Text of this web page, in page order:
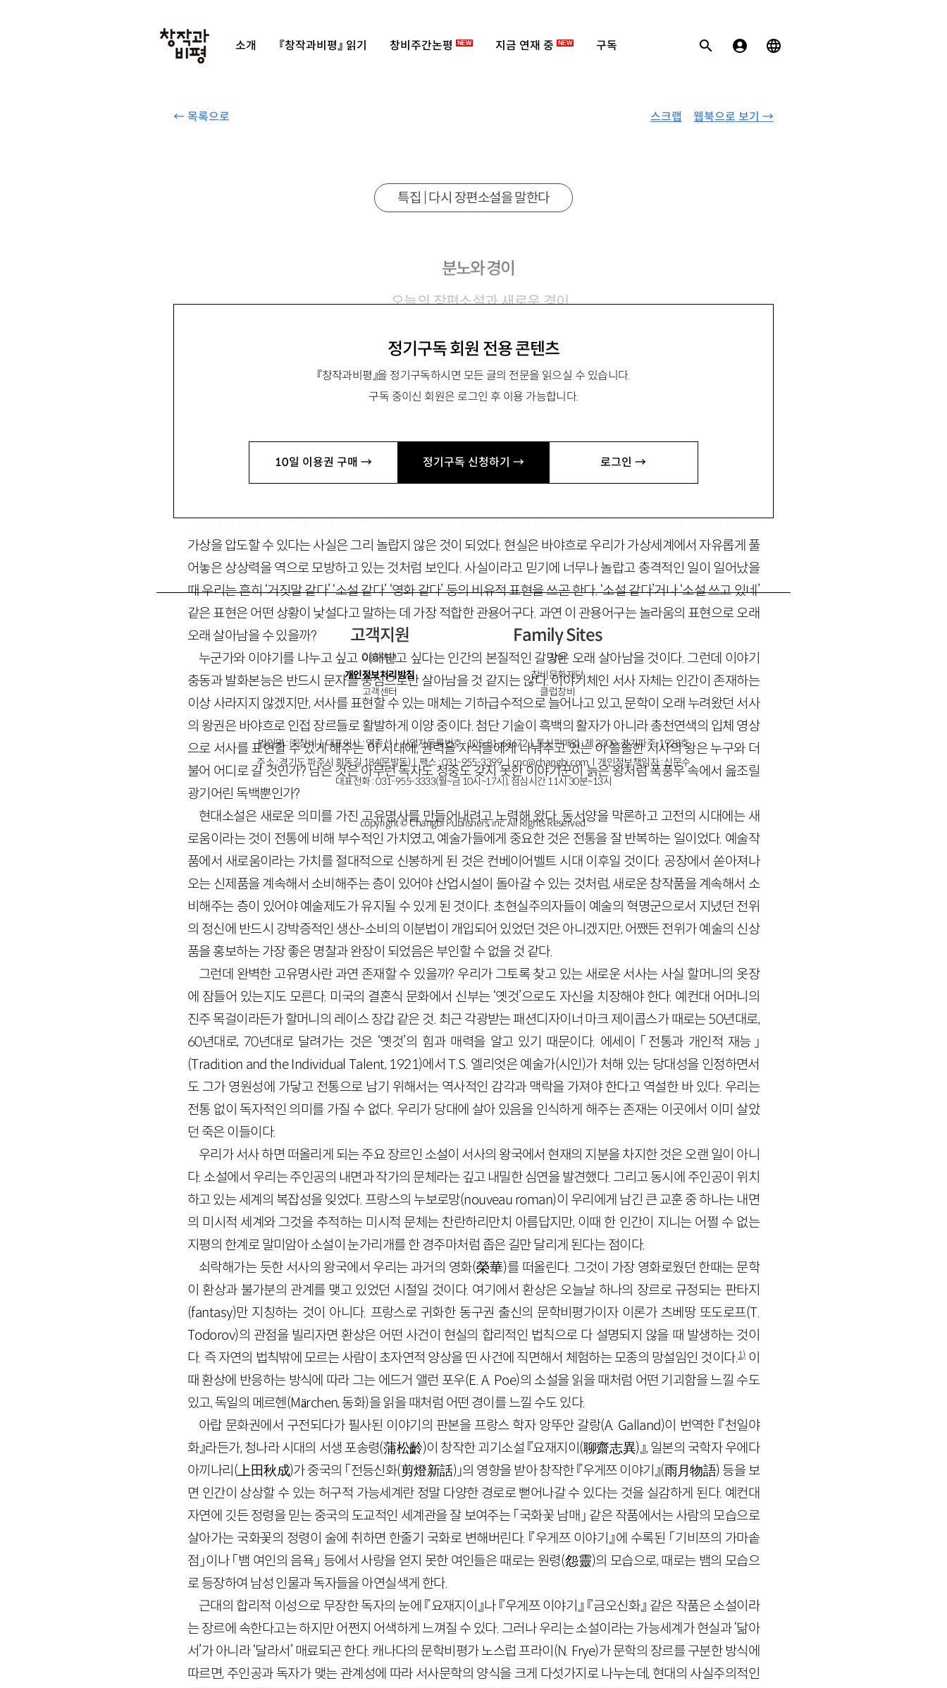
소개 『창작과비평』 읽기 창비주간논평 NEW 지금 연재 중 NEW 구독
← 목록으로 웹북으로 보기 →
스크랩
정기구독 회원 전용 콘텐츠
『창작과비평』을 정기구독하시면 모든 글의 전문을 읽으실 수 있습니다.
구독 중이신 회원은 로그인 후 이용 가능합니다.
10일 이용권 구매 → 정기구독 신청하기 → 로그인 →
특집 | 다시 장편소설을 말한다
분노와 경이
오늘의 장편소설과 새로운 경이
놀라운 이야기
이야기 속의 가상세계를 압도하는 충격적인 일들이 현실에서 연일 벌어지는 나날이다.9·11테러 이후에 현실이
가상을 압도할 수 있다는 사실은 그리 놀랍지 않은 것이 되었다. 현실은 바야흐로 우리가 가상세계에서 자유롭게 풀
어놓은 상상력을 역으로 모방하고 있는 것처럼 보인다. 사실이라고 믿기에 너무나 놀랍고 충격적인 일이 일어났을
때 우리는 흔히 ‘거짓말 같다’ ‘소설 같다’ ‘영화 같다’ 등의 비유적 표현을 쓰곤 한다. ‘소설 같다’거나 ‘소설 쓰고 있네’
같은 표현은 어떤 상황이 낯설다고 말하는 데 가장 적합한 관용어구다. 과연 이 관용어구는 놀라움의 표현으로 오래
오래 살아남을 수 있을까?
누군가와 이야기를 나누고 싶고 이해받고 싶다는 인간의 본질적인 갈망은 오래 살아남을 것이다. 그런데 이야기
충동과 발화본능은 반드시 문자를 중심으로만 살아남을 것 같지는 않다. 이야기체인 서사 자체는 인간이 존재하는
이상 사라지지 않겠지만, 서사를 표현할 수 있는 매체는 기하급수적으로 늘어나고 있고, 문학이 오래 누려왔던 서사
의 왕권은 바야흐로 인접 장르들로 활발하게 이양 중이다. 첨단 기술이 흑백의 활자가 아니라 총천연색의 입체 영상
으로 서사를 표현할 수 있게 해주는 이 시대에, 권력을 자식들에게 나눠주고 있는 이 쓸쓸한 서사의 왕은 누구와 더
불어 어디로 갈 것인가? 남은 것은 아무런 독자도 청중도 갖지 못한 이야기꾼이 늙은 왕처럼 폭풍우 속에서 읊조릴
광기어린 독백뿐인가?
현대소설은 새로운 의미를 가진 고유명사를 만들어내려고 노력해 왔다. 동서양을 막론하고 고전의 시대에는 새
로움이라는 것이 전통에 비해 부수적인 가치였고, 예술가들에게 중요한 것은 전통을 잘 반복하는 일이었다. 예술작
품에서 새로움이라는 가치를 절대적으로 신봉하게 된 것은 컨베이어벨트 시대 이후일 것이다. 공장에서 쏟아져나
오는 신제품을 계속해서 소비해주는 층이 있어야 산업시설이 돌아갈 수 있는 것처럼, 새로운 창작품을 계속해서 소
비해주는 층이 있어야 예술제도가 유지될 수 있게 된 것이다. 초현실주의자들이 예술의 혁명군으로서 지녔던 전위
의 정신에 반드시 강박증적인 생산-소비의 이분법이 개입되어 있었던 것은 아니겠지만, 어쨌든 전위가 예술의 신상
품을 홍보하는 가장 좋은 명찰과 완장이 되었음은 부인할 수 없을 것 같다.
그런데 완벽한 고유명사란 과연 존재할 수 있을까? 우리가 그토록 찾고 있는 새로운 서사는 사실 할머니의 옷장
에 잠들어 있는지도 모른다. 미국의 결혼식 문화에서 신부는 ‘옛것’으로도 자신을 치장해야 한다. 예컨대 어머니의
진주 목걸이라든가 할머니의 레이스 장갑 같은 것. 최근 각광받는 패션디자이너 마크 제이콥스가 때로는50년대로,
60년대로, 70년대로 달려가는 것은 ‘옛것’의 힘과 매력을 알고 있기 때문이다. 에세이 「전통과 개인적 재능」
(Tradition and the Individual Talent, 1921)에서T.S. 엘리엇은 예술가(시인)가 처해 있는 당대성을 인정하면서
도 그가 영원성에 가닿고 전통으로 남기 위해서는 역사적인 감각과 맥락을 가져야 한다고 역설한 바 있다. 우리는
전통 없이 독자적인 의미를 가질 수 없다. 우리가 당대에 살아 있음을 인식하게 해주는 존재는 이곳에서 이미 살았
던 죽은 이들이다.
우리가 서사 하면 떠올리게 되는 주요 장르인 소설이 서사의 왕국에서 현재의 지분을 차지한 것은 오랜 일이 아니
다. 소설에서 우리는 주인공의 내면과 작가의 문체라는 깊고 내밀한 심연을 발견했다. 그리고 동시에 주인공이 위치
하고 있는 세계의 복잡성을 잊었다. 프랑스의 누보로망(nouveau roman)이 우리에게 남긴 큰 교훈 중 하나는 내면
의 미시적 세계와 그것을 추적하는 미시적 문체는 찬란하리만치 아름답지만, 이때 한 인간이 지니는 어쩔 수 없는
지평의 한계로 말미암아 소설이 눈가리개를 한 경주마처럼 좁은 길만 달리게 된다는 점이다.
쇠락해가는 듯한 서사의 왕국에서 우리는 과거의 영화(榮華)를 떠올린다. 그것이 가장 영화로웠던 한때는 문학
이 환상과 불가분의 관계를 맺고 있었던 시절일 것이다. 여기에서 환상은 오늘날 하나의 장르로 규정되는 판타지
(fantasy)만 지칭하는 것이 아니다. 프랑스로 귀화한 동구권 출신의 문학비평가이자 이론가 츠베땅 또도로프(T.
Todorov)의 관점을 빌리자면 환상은 어떤 사건이 현실의 합리적인 법칙으로 다 설명되지 않을 때 발생하는 것이
다. 즉 자연의 법칙밖에 모르는 사람이 초자연적 양상을 띤 사건에 직면해서 체험하는 모종의 망설임인 것이다.1)이
때 환상에 반응하는 방식에 따라 그는 에드거 앨런 포우(E. A. Poe)의 소설을 읽을 때처럼 어떤 기괴함을 느낄 수도
있고, 독일의 메르헨(Märchen, 동화)을 읽을 때처럼 어떤 경이를 느낄 수도 있다.
아랍 문화권에서 구전되다가 필사된 이야기의 판본을 프랑스 학자 앙뚜안 갈랑(A. Galland)이 번역한 『천일야
화』라든가, 청나라 시대의 서생 포송령(蒲松齡)이 창작한 괴기소설 『요재지이 (聊齋志異)』, 일본의 국학자 우에다
아끼나리 (上田秋成)가 중국의 「전등신화(剪燈新話) 」의 영향을 받아 창작한 『우게쯔 이야기』(雨月物語) 등을 보
면 인간이 상상할 수 있는 허구적 가능세계란 정말 다양한 경로로 뻗어나갈 수 있다는 것을 실감하게 된다. 예컨대
자연에 깃든 정령을 믿는 중국의 도교적인 세계관을 잘 보여주는 「국화꽃 남매」 같은 작품에서는 사람의 모습으로
살아가는 국화꽃의 정령이 술에 취하면 한줄기 국화로 변해버린다. 『우게쯔 이야기』에 수록된 「기비쯔의 가마솥
점」이나 「뱀 여인의 음욕」 등에서 사랑을 얻지 못한 여인들은 때로는 원령(怨靈)의 모습으로, 때로는 뱀의 모습으
로 등장하여 남성 인물과 독자들을 아연실색게 한다.
근대의 합리적 이성으로 무장한 독자의 눈에 『요재지이』나 『우게쯔 이야기』 『금오신화』 같은 작품은 소설이라
는 장르에 속한다고는 하지만 어쩐지 어색하게 느껴질 수 있다. 그러나 우리는 소설이라는 가능세계가 현실과 ‘닮아
서’가 아니라 ‘달라서’ 매료되곤 한다. 캐나다의 문학비평가 노스럽 프라이(N. Frye)가 문학의 장르를 구분한 방식에
따르면, 주인공과 독자가 맺는 관계성에 따라 서사문학의 양식을 크게 다섯가지로 나누는데, 현대의 사실주의적인
고객지원
이용약관
개인정보처리방침
고객센터
Family Sites
창비
창비문화재단
클럽창비
법인명 : ㈜창비ㅣ대표이사 : 염종선ㅣ사업자등록번호 : 105-81-63672ㅣ통신판매업 : 제 2009-경기파주-1928호
주소 : 경기도 파주시 회동길 184(문발동)ㅣ팩스 : 031-955-3399 ㅣcnc@changbi.comㅣ개인정보책임자 : 신문수
대표전화 : 031-955-3333(월~금 10시~17시), 점심시간 11시 30분~13시
copyright © Changbi Publishers, inc. All Rights Reserved.